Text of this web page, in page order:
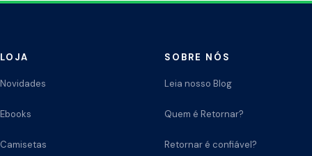
LOJA
Novidades
Ebooks
Camisetas
SOBRE NÓS
Leia nosso Blog
Quem é Retornar?
Retornar é confiável?